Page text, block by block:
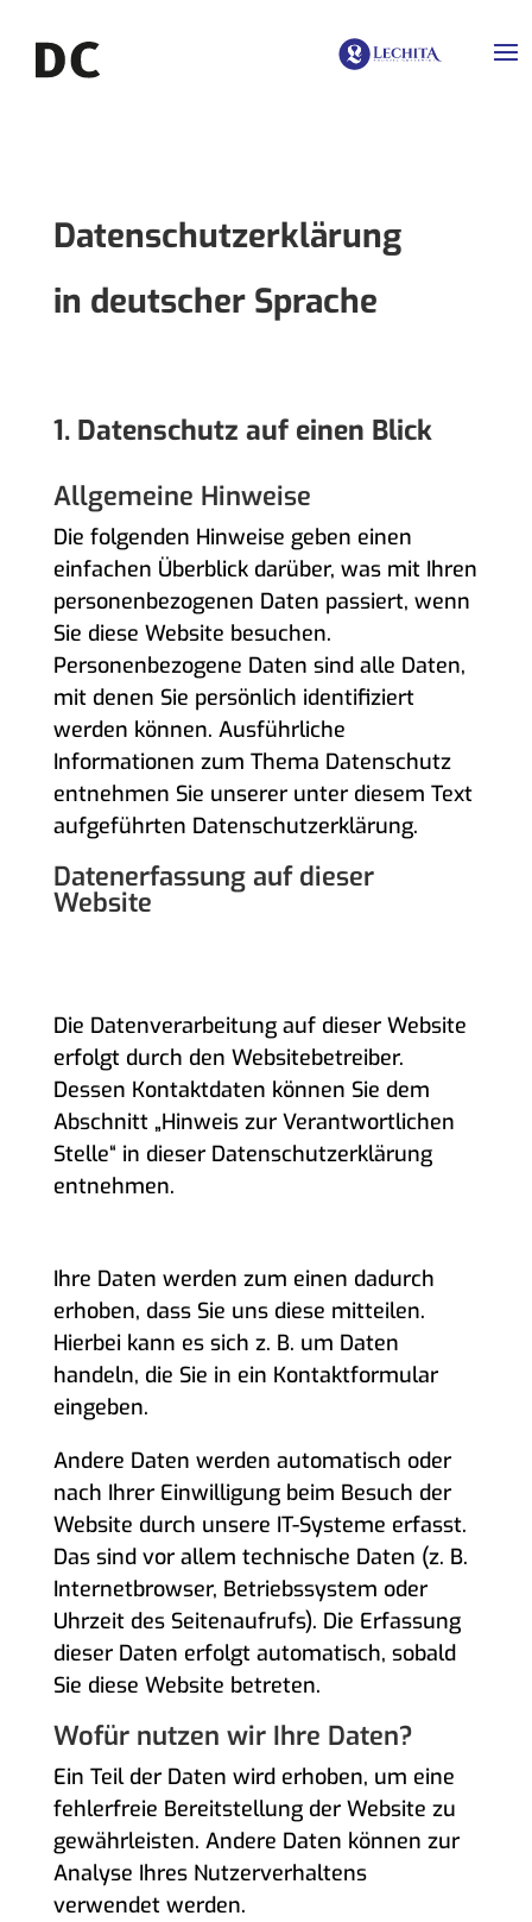
Datenschutz­erklärung
in deutscher Sprache
1. Datenschutz auf einen Blick
Allgemeine Hinweise
Die folgenden Hinweise geben einen
einfachen Überblick darüber, was mit Ihren
personenbezogenen Daten passiert, wenn
Sie diese Website besuchen.
Personenbezogene Daten sind alle Daten,
mit denen Sie persönlich identifiziert
werden können. Ausführliche
Informationen zum Thema Datenschutz
entnehmen Sie unserer unter diesem Text
aufgeführten Datenschutzerklärung.
Datenerfassung auf dieser
Website
Die Datenverarbeitung auf dieser Website
erfolgt durch den Websitebetreiber.
Dessen Kontaktdaten können Sie dem
Abschnitt „Hinweis zur Verantwortlichen
Stelle“ in dieser Datenschutzerklärung
entnehmen.
Ihre Daten werden zum einen dadurch
erhoben, dass Sie uns diese mitteilen.
Hierbei kann es sich z. B. um Daten
handeln, die Sie in ein Kontaktformular
eingeben.
Andere Daten werden automatisch oder
nach Ihrer Einwilligung beim Besuch der
Website durch unsere IT-Systeme erfasst.
Das sind vor allem technische Daten (z. B.
Internetbrowser, Betriebssystem oder
Uhrzeit des Seitenaufrufs). Die Erfassung
dieser Daten erfolgt automatisch, sobald
Sie diese Website betreten.
Wofür nutzen wir Ihre Daten?
Ein Teil der Daten wird erhoben, um eine
fehlerfreie Bereitstellung der Website zu
gewährleisten. Andere Daten können zur
Analyse Ihres Nutzerverhaltens
verwendet werden.